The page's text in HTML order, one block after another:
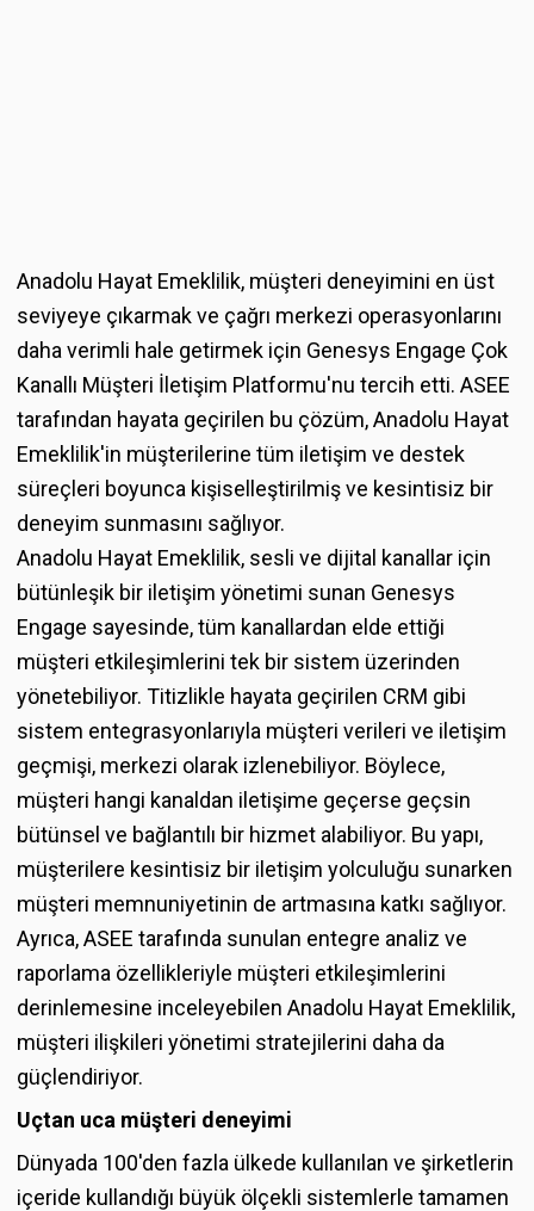
Anadolu Hayat Emeklilik, müşteri deneyimini en üst
seviyeye çıkarmak ve çağrı merkezi operasyonlarını
daha verimli hale getirmek için Genesys Engage Çok
Kanallı Müşteri İletişim Platformu'nu tercih etti. ASEE
tarafından hayata geçirilen bu çözüm, Anadolu Hayat
Emeklilik'in müşterilerine tüm iletişim ve destek
süreçleri boyunca kişiselleştirilmiş ve kesintisiz bir
deneyim sunmasını sağlıyor.
Anadolu Hayat Emeklilik, sesli ve dijital kanallar için
bütünleşik bir iletişim yönetimi sunan Genesys
Engage sayesinde, tüm kanallardan elde ettiği
müşteri etkileşimlerini tek bir sistem üzerinden
yönetebiliyor. Titizlikle hayata geçirilen CRM gibi
sistem entegrasyonlarıyla müşteri verileri ve iletişim
geçmişi, merkezi olarak izlenebiliyor. Böylece,
müşteri hangi kanaldan iletişime geçerse geçsin
bütünsel ve bağlantılı bir hizmet alabiliyor. Bu yapı,
müşterilere kesintisiz bir iletişim yolculuğu sunarken
müşteri memnuniyetinin de artmasına katkı sağlıyor.
Ayrıca, ASEE tarafında sunulan entegre analiz ve
raporlama özellikleriyle müşteri etkileşimlerini
derinlemesine inceleyebilen Anadolu Hayat Emeklilik,
müşteri ilişkileri yönetimi stratejilerini daha da
güçlendiriyor.
Uçtan uca müşteri deneyimi
Dünyada 100'den fazla ülkede kullanılan ve şirketlerin
içeride kullandığı büyük ölçekli sistemlerle tamamen